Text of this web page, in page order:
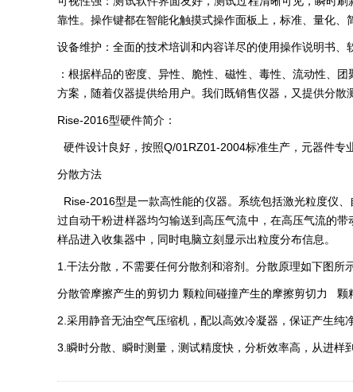
靠性。操作键都在智能化触摸式操作面板上，标准、量化、
设备维护：全面的技术培训和内容详尽的使用操作说明书、
：根据样品的密度、异性、脆性、磁性、毒性、流动性、
方案，随着仪器提供给用户。我们既销售仪器，又提供分散
Rise-2016型硬件简介：
硬件设计良好，按照Q/01RZ01-2004标准生产，元器件专
分散方法
Rise-2016型是一款高性能的仪器。系统包括激光粒度仪
过自动干粉进样器均匀输送到高压气流中，在高压气流的
样品进入收集器中，同时电脑立刻显示出粒度分布信息。
1.干法分散，不需要任何分散剂和溶剂。分散原理如下图所
分散管摩擦产生的剪切力 颗粒间碰撞产生的摩擦剪切力 颗
2.采用静音无油空气压缩机，配以高效冷凝器，保证产生纯
3.瞬时分散、瞬时测量，测试精度快，分析效率高，从进样